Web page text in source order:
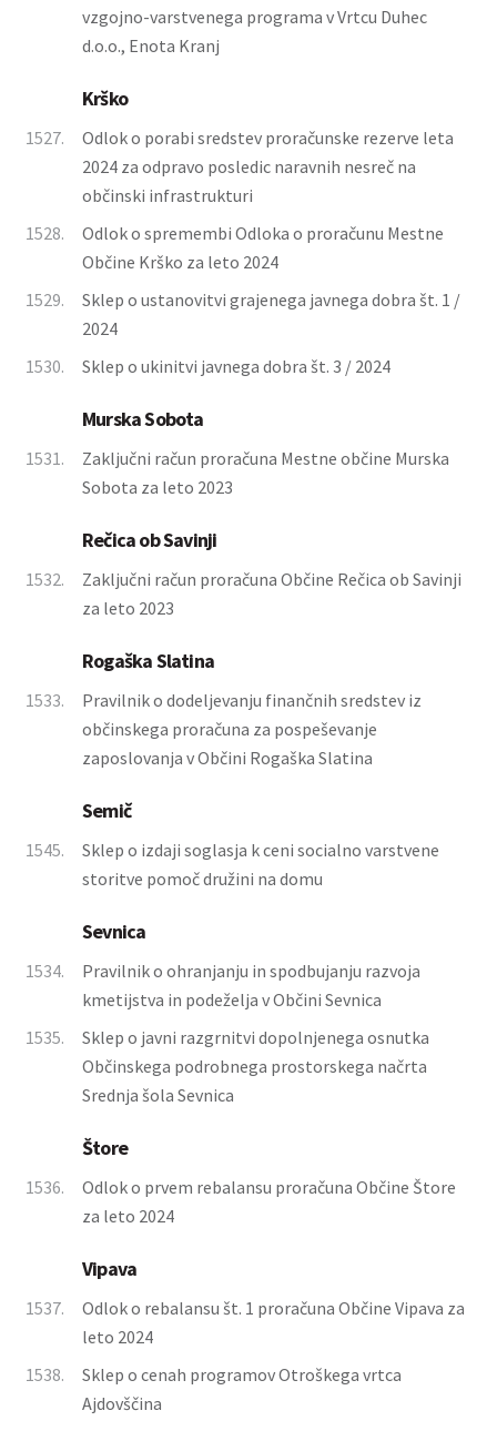
vzgojno-varstvenega programa v Vrtcu Duhec
d.o.o., Enota Kranj
Krško
1527.
Odlok o porabi sredstev proračunske rezerve leta
2024 za odpravo posledic naravnih nesreč na
občinski infrastrukturi
1528.
Odlok o spremembi Odloka o proračunu Mestne
Občine Krško za leto 2024
1529.
Sklep o ustanovitvi grajenega javnega dobra št. 1 /
2024
1530.
Sklep o ukinitvi javnega dobra št. 3 / 2024
Murska Sobota
1531.
Zaključni račun proračuna Mestne občine Murska
Sobota za leto 2023
Rečica ob Savinji
1532.
Zaključni račun proračuna Občine Rečica ob Savinji
za leto 2023
Rogaška Slatina
1533.
Pravilnik o dodeljevanju finančnih sredstev iz
občinskega proračuna za pospeševanje
zaposlovanja v Občini Rogaška Slatina
Semič
1545.
Sklep o izdaji soglasja k ceni socialno varstvene
storitve pomoč družini na domu
Sevnica
1534.
Pravilnik o ohranjanju in spodbujanju razvoja
kmetijstva in podeželja v Občini Sevnica
1535.
Sklep o javni razgrnitvi dopolnjenega osnutka
Občinskega podrobnega prostorskega načrta
Srednja šola Sevnica
Štore
1536.
Odlok o prvem rebalansu proračuna Občine Štore
za leto 2024
Vipava
1537.
Odlok o rebalansu št. 1 proračuna Občine Vipava za
leto 2024
1538.
Sklep o cenah programov Otroškega vrtca
Ajdovščina